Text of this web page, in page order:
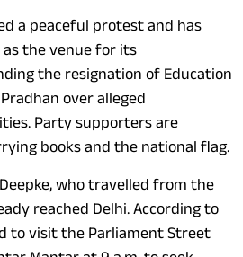
a peaceful protest and has
the venue for its
the resignation of Education
over alleged
Party supporters are
books and the national flag.
who travelled from the
reached Delhi. According to
to visit the Parliament Street